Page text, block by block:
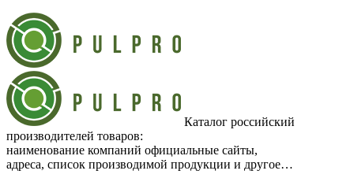
Каталог российский
производителей товаров:
наименование компаний официальные сайты,
адреса, список производимой продукции и другое…